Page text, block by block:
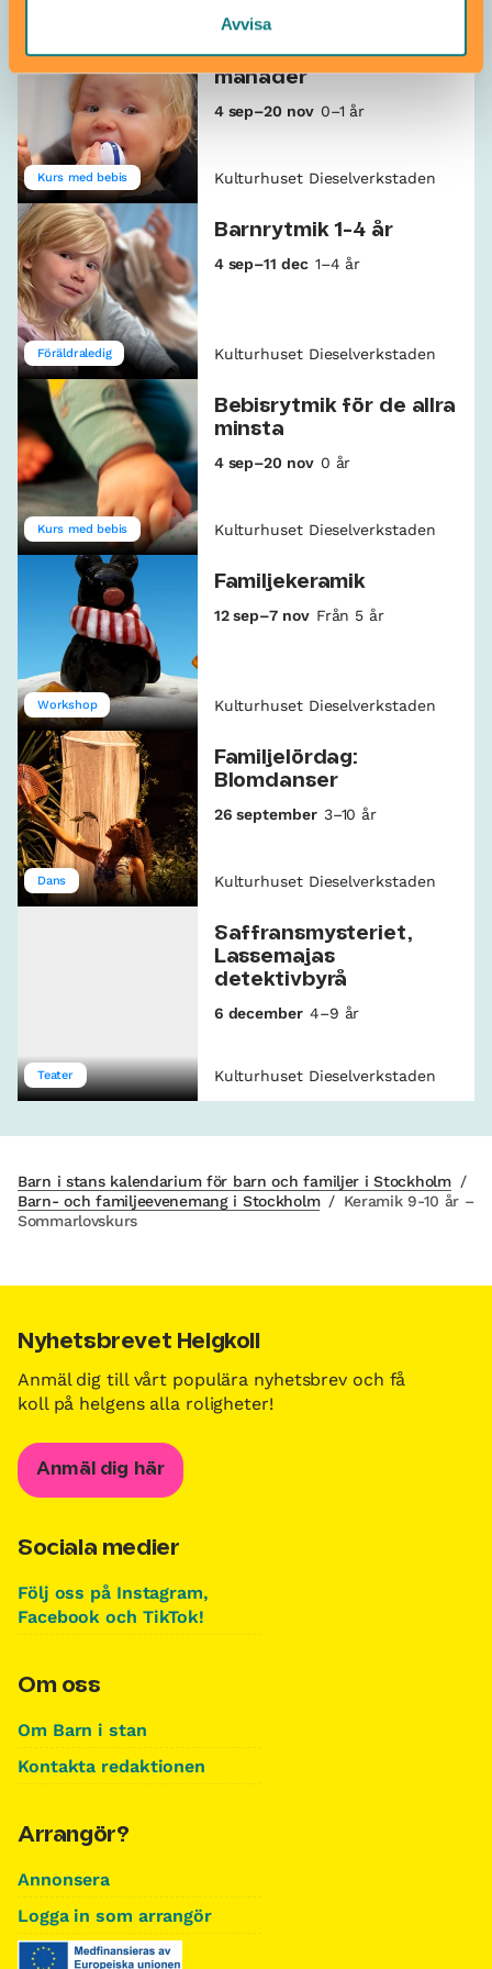
Avvisa
Kurs med bebis
Barnrytmik 6-18
månader
4 sep–20 nov 0–1 år
Kulturhuset Dieselverkstaden
Föräldraledig
Barnrytmik 1-4 år
4 sep–11 dec 1–4 år
Kulturhuset Dieselverkstaden
Kurs med bebis
Bebisrytmik för de allra
minsta
4 sep–20 nov 0 år
Kulturhuset Dieselverkstaden
Workshop
Familjekeramik
12 sep–7 nov Från 5 år
Kulturhuset Dieselverkstaden
Dans
Familjelördag:
Blomdanser
26 september 3–10 år
Kulturhuset Dieselverkstaden
Teater
Saffransmysteriet,
Lassemajas
detektivbyrå
6 december 4–9 år
Kulturhuset Dieselverkstaden
Barn i stans kalendarium för barn och familjer i Stockholm /
Barn- och familjeevenemang i Stockholm / Keramik 9-10 år –
Sommarlovskurs
Nyhetsbrevet Helgkoll
Anmäl dig till vårt populära nyhetsbrev och få
koll på helgens alla roligheter!
Anmäl dig här
Sociala medier
Följ oss på Instagram,
Facebook och TikTok!
Om oss
Om Barn i stan
Kontakta redaktionen
Arrangör?
Annonsera
Logga in som arrangör